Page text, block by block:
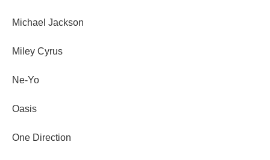
Michael Jackson
Miley Cyrus
Ne-Yo
Oasis
One Direction